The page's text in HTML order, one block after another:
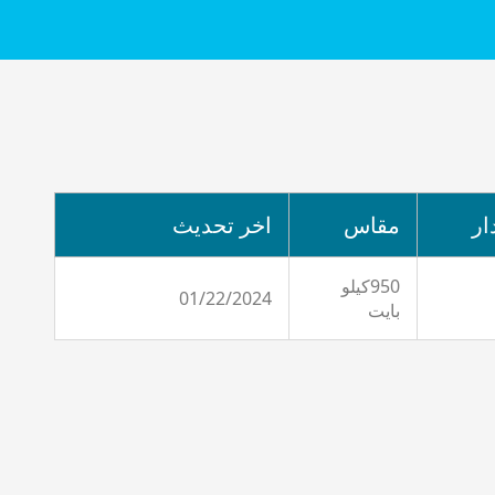
مقاس اخر تحديث
950كيلو
بايت
01/22/2024